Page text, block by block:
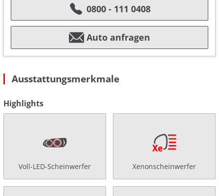
0800 - 111 0408
Auto anfragen
Ausstattungsmerkmale
Highlights
Voll-LED-Scheinwerfer Xenonscheinwerfer